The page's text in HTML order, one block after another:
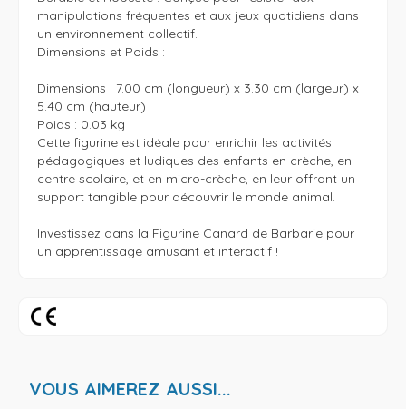
manipulations fréquentes et aux jeux quotidiens dans
un environnement collectif.
Dimensions et Poids :
Dimensions : 7.00 cm (longueur) x 3.30 cm (largeur) x
5.40 cm (hauteur)
Poids : 0.03 kg
Cette figurine est idéale pour enrichir les activités
pédagogiques et ludiques des enfants en crèche, en
centre scolaire, et en micro-crèche, en leur offrant un
support tangible pour découvrir le monde animal.
Investissez dans la Figurine Canard de Barbarie pour
un apprentissage amusant et interactif !
VOUS AIMEREZ AUSSI...